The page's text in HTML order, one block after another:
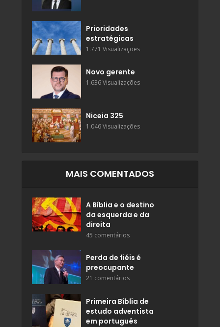
Prioridades
estratégicas
1.771 Visualizações
Novo gerente
1.636 Visualizações
Niceia 325
1.046 Visualizações
MAIS COMENTADOS
A Bíblia e o destino
da esquerda e da
direita
45 comentários
Perda de fiéis é
preocupante
21 comentários
Primeira Bíblia de
estudo adventista
em português